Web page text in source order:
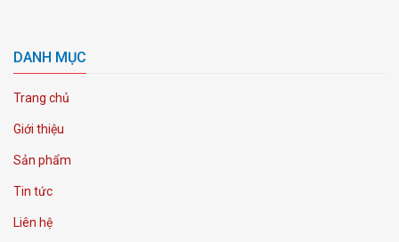
DANH MỤC
Trang chủ
Giới thiệu
Sản phẩm
Tin tức
Liên hệ